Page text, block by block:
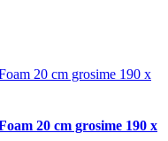
20 cm grosime 190 x